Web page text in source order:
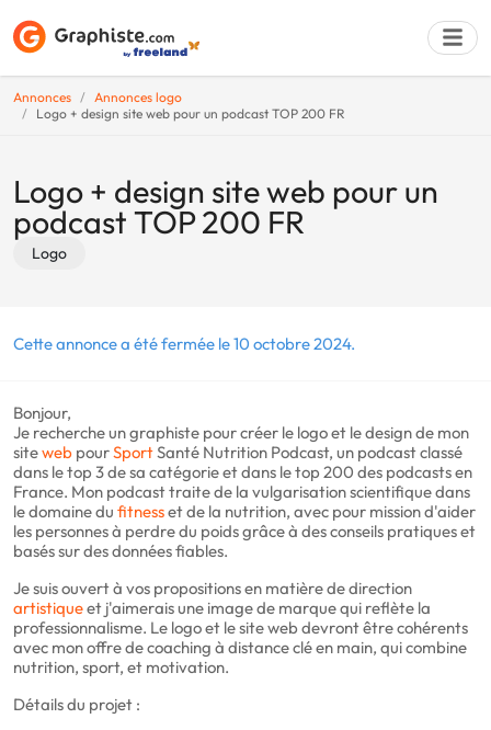
Annonces
Annonces logo
Logo + design site web pour un podcast TOP 200 FR
Logo + design site web pour un
podcast TOP 200 FR
Logo
Cette annonce a été fermée le 10 octobre 2024.
Bonjour,
Je recherche un graphiste pour créer le logo et le design de mon
siteweb pourSportSanté Nutrition Podcast, un podcast classé
dans le top 3 de sa catégorie et dans le top 200 des podcasts en
France. Mon podcast traite de la vulgarisation scientifique dans
le domaine du fitnesset de la nutrition, avec pour mission d'aider
les personnes à perdre du poids grâce à des conseils pratiques et
basés sur des données fiables.
Je suis ouvert à vos propositions en matière de direction
artistiqueet j'aimerais une image de marque qui reflète la
professionnalisme. Le logo et le site web devront être cohérents
avec mon offre de coaching à distance clé en main, qui combine
nutrition, sport, et motivation.
Détails du projet :